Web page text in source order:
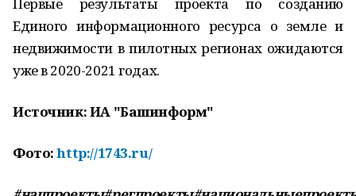
Единого информационного ресурса о земле и
недвижимости в пилотных регионах ожидаются
уже в 2020-2021 годах.
Источник: ИА "Башинформ"
Фото:http://1743.ru/